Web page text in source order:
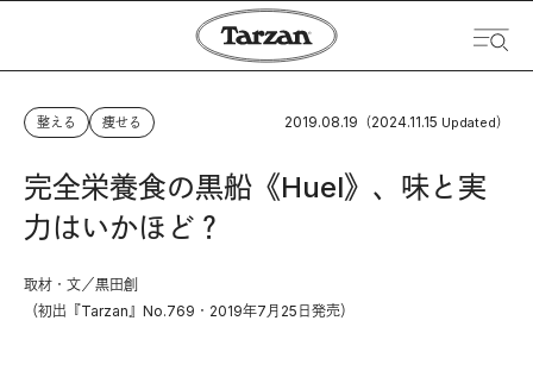
整える 痩せる 2019.08.19 （2024.11.15 Updated）
完全栄養食の黒船《Huel》、味と実
力はいかほど？
取材・文／黒田創
（初出『Tarzan』No.769・2019年7月25日発売）